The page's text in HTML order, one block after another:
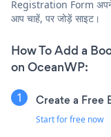
Registration Form अपने
आप चाहें, पर जोड़ें साइट।
How To Add a
on OceanWP:
Create a Free
Start for free now